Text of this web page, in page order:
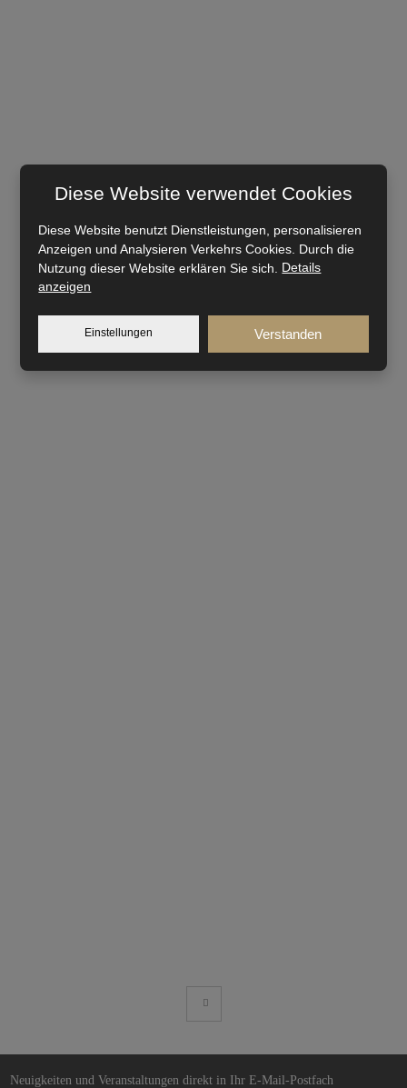
Neuigkeiten und Veranstaltungen direkt in Ihr E-Mail-Postfach
Diese Website verwendet Cookies
Diese Website benutzt Dienstleistungen, personalisieren
Anzeigen und Analysieren Verkehrs Cookies. Durch die
Nutzung dieser Website erklären Sie sich. Details
anzeigen
Einstellungen Verstanden